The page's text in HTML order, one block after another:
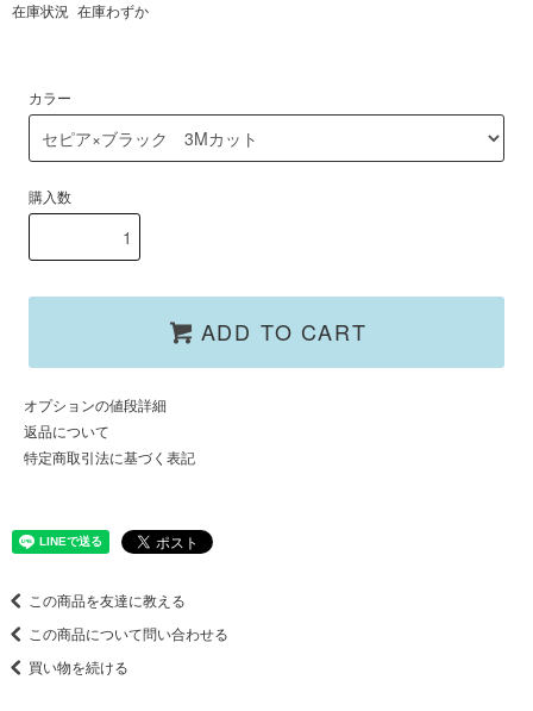
在庫状況 在庫わずか
カラー
購入数
ADD TO CART
オプションの値段詳細
返品について
特定商取引法に基づく表記
この商品を友達に教える
この商品について問い合わせる
買い物を続ける